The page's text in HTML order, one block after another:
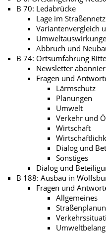
B 70: Ledabrücke
Lage im
Variantenvergleich
Abbruch und
B 74: Ortsumfahrung
Newsletter
Fragen und
Lärmschutz
Planungen
Umwelt
Verkehr und
Wirtschaft
Dialog und
Sonstiges
Dialog und
B 188: Ausbau in
Fragen und
Allgemeines